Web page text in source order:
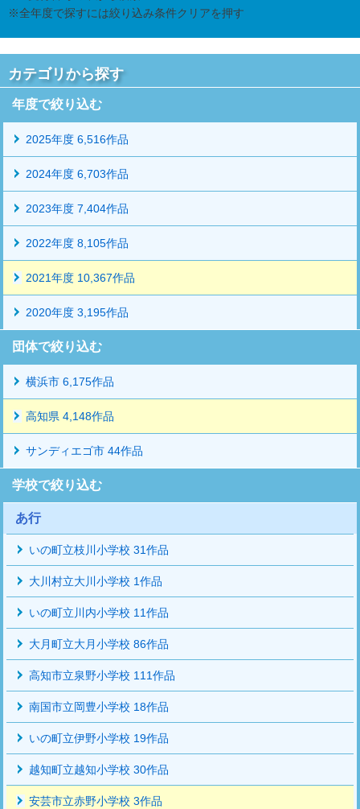
※全年度で探すには絞り込み条件クリアを押す
カテゴリから探す
年度で絞り込む
2025年度 6,516作品
2024年度 6,703作品
2023年度 7,404作品
2022年度 8,105作品
2021年度 10,367作品
2020年度 3,195作品
団体で絞り込む
横浜市 6,175作品
高知県 4,148作品
サンディエゴ市 44作品
学校で絞り込む
あ行
いの町立枝川小学校 31作品
大川村立大川小学校 1作品
いの町立川内小学校 11作品
大月町立大月小学校 86作品
高知市立泉野小学校 111作品
南国市立岡豊小学校 18作品
いの町立伊野小学校 19作品
越知町立越知小学校 30作品
安芸市立赤野小学校 3作品